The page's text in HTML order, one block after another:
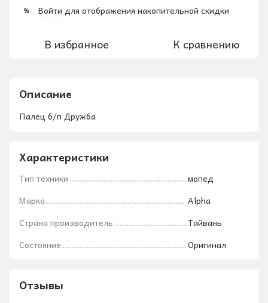
% Войти для отображения накопительной скидки
В избранное К сравнению
Описание
Палец б/п Дружба
Характеристики
Тип техники
мопед
Марка
Alpha
Страна производитель
Тайвань
Состояние
Оригинал
Отзывы